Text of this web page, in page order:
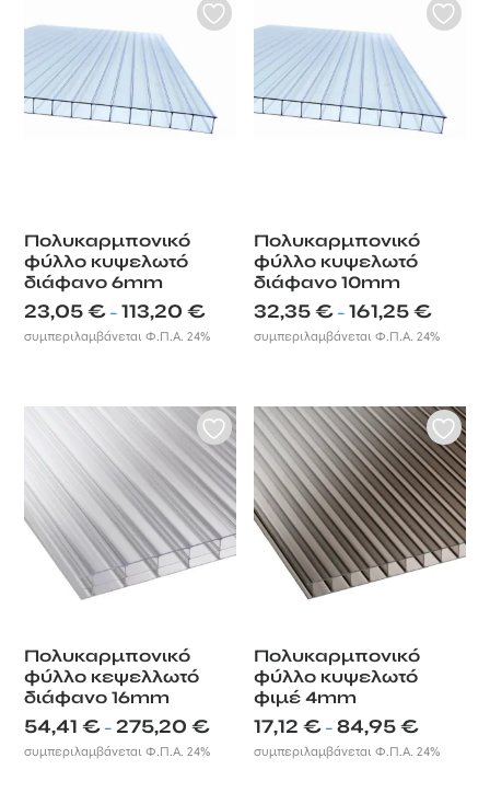
Πολυκαρμπονικό
φύλλο κυψελωτό
διάφανο 6mm
23,05€ – 113,20€
range:
συμπεριλαμβάνεται Φ.Π.Α. 24%
Πολυκαρμπονικό
φύλλο κυψελωτό
διάφανο 10mm
32,35€ – 161,25€
range:
συμπεριλαμβάνεται Φ.Π.Α. 24%
Πολυκαρμπονικό
φύλλο κεψελλωτό
διάφανο 16mm
54,41€ – 275,20€
συμπεριλαμβάνεται Φ.Π.Α. 24%
Πολυκαρμπονικό
φύλλο κυψελωτό
φιμέ 4mm
17,12€ – 84,95€
range:
συμπεριλαμβάνεται Φ.Π.Α. 24%